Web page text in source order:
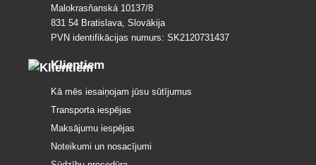
Malokrasňanská 10137/8
831 54 Bratislava, Slovākija
PVN identifikācijas numurs: SK2120731437
Klientiem
Kā mēs iesaiņojam jūsu sūtījumus
Transporta iespējas
Maksājumu iespējas
Noteikumi un nosacījumi